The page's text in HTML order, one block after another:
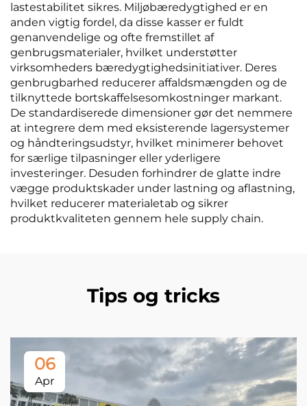
lastestabilitet sikres. Miljøbæredygtighed er en
anden vigtig fordel, da disse kasser er fuldt
genanvendelige og ofte fremstillet af
genbrugsmaterialer, hvilket understøtter
virksomheders bæredygtighedsinitiativer. Deres
genbrugbarhed reducerer affaldsmængden og de
tilknyttede bortskaffelsesomkostninger markant.
De standardiserede dimensioner gør det nemmere
at integrere dem med eksisterende lagersystemer
og håndteringsudstyr, hvilket minimerer behovet
for særlige tilpasninger eller yderligere
investeringer. Desuden forhindrer de glatte indre
vægge produktskader under lastning og aflastning,
hvilket reducerer materialetab og sikrer
produktkvaliteten gennem hele supply chain.
Tips og tricks
06
Apr